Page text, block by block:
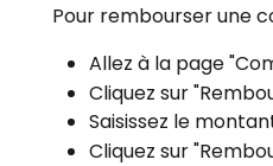
Pour rembourser une
Allez à la page
Cliquez sur
Saisissez le
Cliquez sur